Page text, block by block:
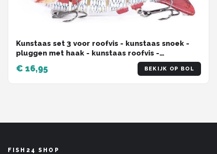
Kunstaas set 3 voor roofvis - kunstaas snoek -
pluggen met haak - kunstaas roofvis -
€ 16,95 BEKIJK OP BOL
FISH24 SHOP